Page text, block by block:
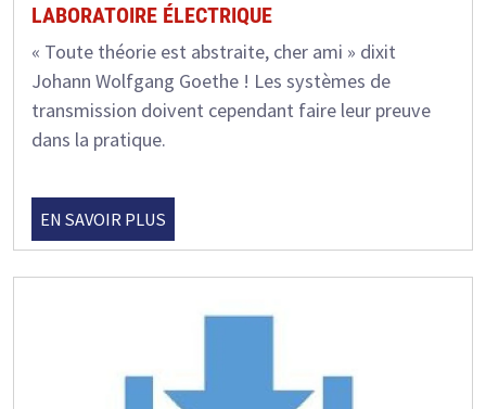
LABORATOIRE ÉLECTRIQUE
« Toute théorie est abstraite, cher ami » dixit
Johann Wolfgang Goethe ! Les systèmes de
transmission doivent cependant faire leur preuve
dans la pratique.
EN SAVOIR PLUS